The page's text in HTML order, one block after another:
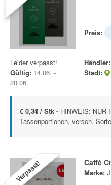
Preis:
Leider verpasst!
Gültig: 14.06. -
20.06.
Händler:
Stadt:
€ 0,34 / Stk - HINWEIS: NUR
Tassenportionen, versch.
Verpasst! Caffè
Marke: